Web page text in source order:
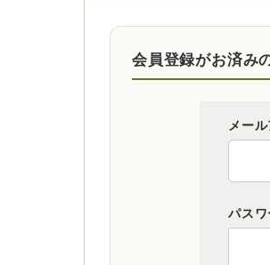
会員登録がお済み
メー
パスワ